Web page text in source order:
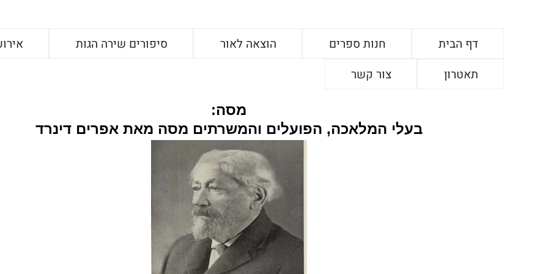
דף הבית חנות ספרים הוצאה לאור סיפורים שירה הגות
תאטרון
צור קשר
מסה:
בעלי המלאכה, הפועלים והמשרתים מסה מאתאפרים דינרד